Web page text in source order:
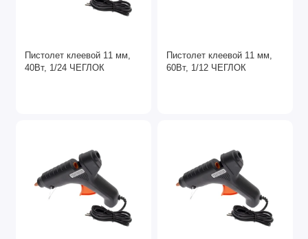
Домкраты
Пистолеты для монтажной пены
Сварочные работы
Ящики, сумки для инструментов
Пистолет клеевой 11 мм,
40Вт, 1/24 ЧЕГЛОК
Пистолет клеевой 11 мм,
60Вт, 1/12 ЧЕГЛОК